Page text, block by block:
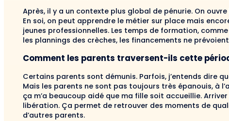
Après, il y a un contexte plus global de pénurie. On
En soi, on peut apprendre le métier sur place mais
jeunes professionnelles. Les temps de formation,
les plannings des crèches, les financements ne
Comment les parents traversent-ils cette
Certains parents sont démunis. Parfois, j’entends dire
Mais les parents ne sont pas toujours très épanouis, à
ça m’a beaucoup aidé que ma fille soit ac­cueillie.
libération. Ça permet de retrouver des moments de
d’autres parents.